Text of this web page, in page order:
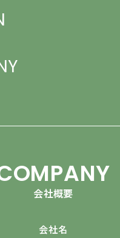
会社概要
会社名